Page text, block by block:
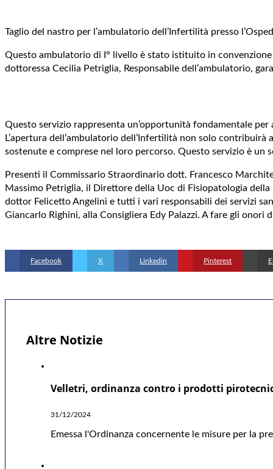
Altre Notizie
Velletri, ordinanza contro i prodotti
31/12/2024
Emessa l'Ordinanza concernente le misure per la
Taglio del nastro per l’ambulatorio dell’Infertilità presso
Questo ambulatorio di I° livello è stato istituito in
dottoressa Cecilia Petriglia, Responsabile dell’ambulatorio,
Questo servizio rappresenta un’opportunità fondamentale
L’apertura dell’ambulatorio dell’Infertilità non solo
sostenute e comprese nel loro percorso. Questo servizio è un
Presenti il Commissario Straordinario dott. Francesco
Massimo Petriglia, il Direttore della Uoc di Fisiopatologia
dottor Felicetto Angelini e tutti i vari responsabili dei servizi
Giancarlo Righini, alla Consigliera Edy Palazzi. A fare gli onori
Facebook X Linkedin Pinterest